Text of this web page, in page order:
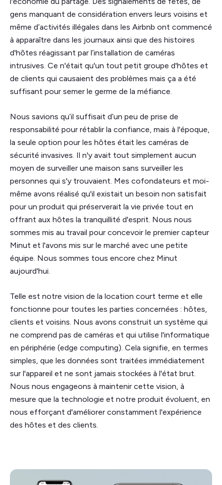
gens manquant de considération envers leurs voisins et
même d’activités illégales dans les Airbnb ont commencé
à apparaître dans les journaux ainsi que des histoires
d'hôtes réagissant par l’installation de caméras
intrusives. Ce n'était qu'un tout petit groupe d'hôtes et
de clients qui causaient des problèmes mais ça a été
suffisant pour semer le germe de la méfiance.
Nous savions qu’il suffisait d’un peu de prise de
responsabilité pour rétablir la confiance, mais à l'époque,
la seule option pour les hôtes était les caméras de
sécurité invasives. Il n'y avait tout simplement aucun
moyen de surveiller une maison sans surveiller les
personnes qui s'y trouvaient. Mes cofondateurs et moi-
même avons réalisé qu'il existait un besoin non satisfait
pour un produit qui préserverait la vie privée tout en
offrant aux hôtes la tranquillité d'esprit. Nous nous
sommes mis au travail pour concevoir le premier capteur
Minut et l'avons mis sur le marché avec une petite
équipe. Nous sommes tous encore chez Minut
aujourd'hui.
Telle est notre vision de la location court terme et elle
fonctionne pour toutes les parties concernées : hôtes,
clients et voisins. Nous avons construit un système qui
ne comprend pas de caméras et qui utilise l'informatique
en périphérie (edge computing). Cela signifie, en termes
simples, que les données sont traitées immédiatement
sur l'appareil et ne sont jamais stockées à l'état brut.
Nous nous engageons à maintenir cette vision, à
mesure que la technologie et notre produit évoluent, en
nous efforçant d'améliorer constamment l'expérience
des hôtes et des clients.